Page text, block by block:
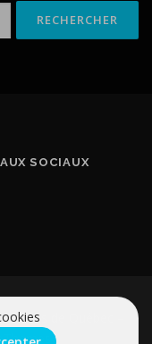
SOCIAUX
de Québec